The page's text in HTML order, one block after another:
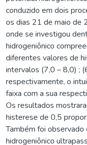
conduzido em dois
os dias 21 de maio de
onde se investigou
hidrogeniônico
diferentes valores de
intervalos (7,0 – 8,0) ;
respectivamente, o
faixa com a sua
Os resultados
histerese de 0,5
Também foi
hidrogeniônico